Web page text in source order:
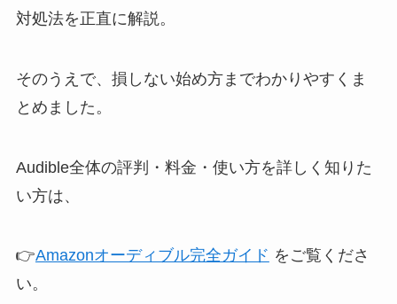
対処法を正直に解説。
そのうえで、損しない始め方までわかりやすくま
とめました。
Audible全体の評判・料金・使い方を詳しく知りた
い方は、
👉Amazonオーディブル完全ガイド をご覧くださ
い。